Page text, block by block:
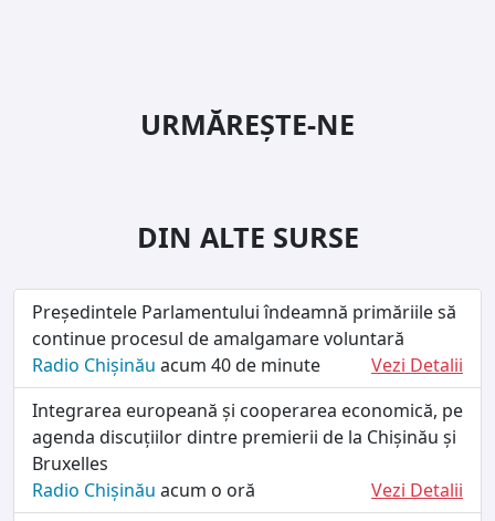
URMĂREȘTE-NE
DIN ALTE SURSE
Președintele Parlamentului îndeamnă primăriile să
continue procesul de amalgamare voluntară
Radio Chișinău acum 40 de minute
Vezi Detalii
Integrarea europeană și cooperarea economică, pe
agenda discuțiilor dintre premierii de la Chișinău și
Bruxelles
Radio Chișinău acum o oră
Vezi Detalii